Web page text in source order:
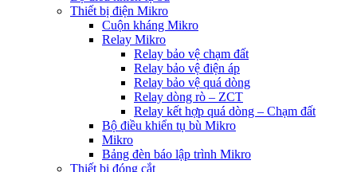
Thiết bị điện Mikro
Cuộn kháng Mikro
Relay Mikro
Relay bảo vệ chạm đất
Relay bảo vệ điện áp
Relay bảo vệ quá dòng
Relay dòng rò – ZCT
Relay kết hợp quá dòng – Chạm đất
Bộ điều khiển tụ bù Mikro
Mikro
Bảng đèn báo lập trình Mikro
Thiết bị đóng cắt